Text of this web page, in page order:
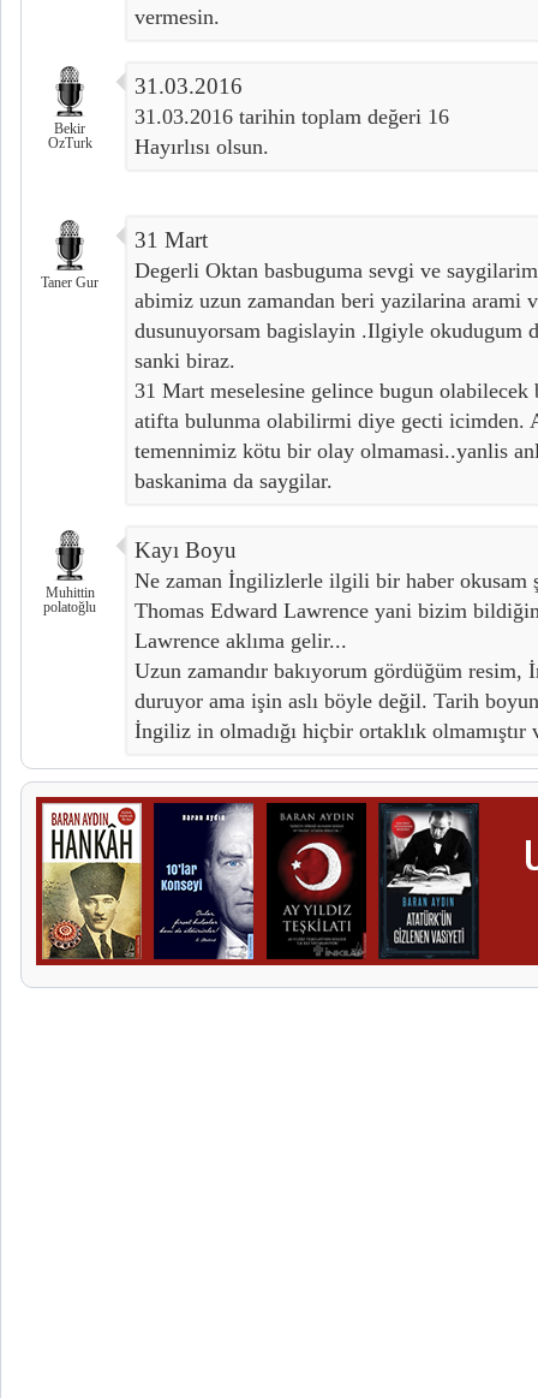
vermesin.
Bekir
OzTurk
31.03.2016
31.03.2016 tarihin toplam değeri 16
Hayırlısı olsun.
Taner Gur
31 Mart
Degerli Oktan basbuguma sevgi ve
abimiz uzun zamandan beri yazilarina arami
dusunuyorsam bagislayin .Ilgiyle okudugum
sanki biraz.
31 Mart meselesine gelince bugun
atifta bulunma olabilirmi diye gecti icimden.
temennimiz kötu bir olay olmamasi..yanlis
baskanima da saygilar.
Muhittin
polatoğlu
Kayı Boyu
Ne zaman İngilizlerle ilgili bir haber okusam
Thomas Edward Lawrence yani bizim
Lawrence aklıma gelir...
Uzun zamandır bakıyorum gördüğüm resim,
duruyor ama işin aslı böyle değil. Tarih
İngiliz in olmadığı hiçbir ortaklık olmamıştır